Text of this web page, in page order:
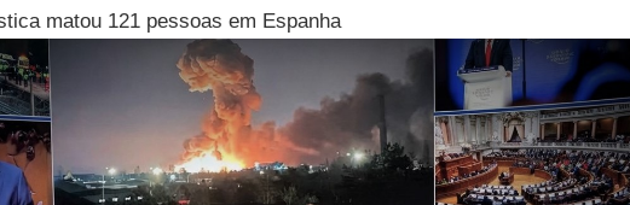
matou 121 pessoas em Espanha